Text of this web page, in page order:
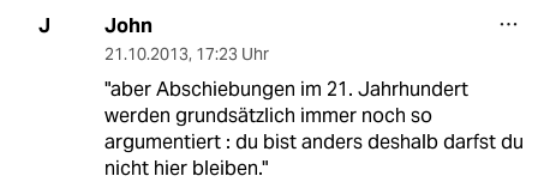
J John
21.10.2013, 17:23 Uhr
"aber Abschiebungen im 21. Jahrhundert
werden grundsätzlich immer noch so
argumentiert : du bist anders deshalb darfst du
nicht hier bleiben."